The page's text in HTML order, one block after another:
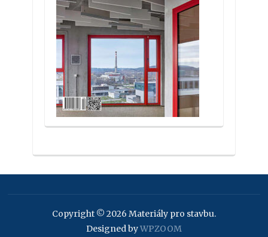
Copyright © 2026 Materiály pro stavbu.
Designed byWPZOOM